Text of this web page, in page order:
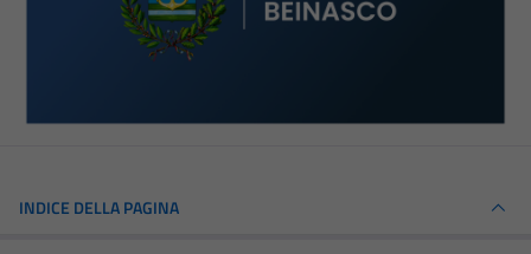
INDICE DELLA PAGINA